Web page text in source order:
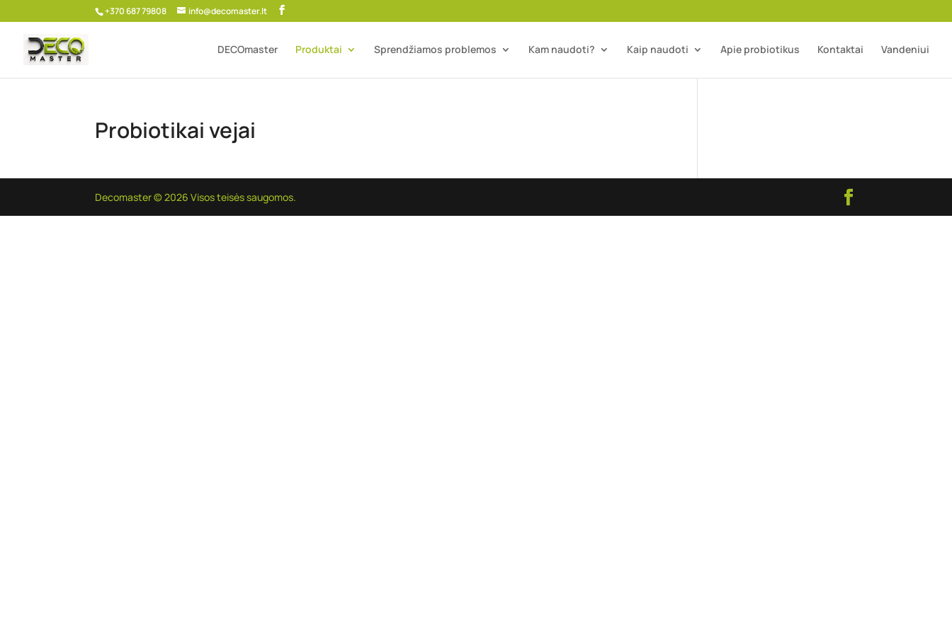
+370 687 79808 info@decomaster.lt
DECOmaster Produktai Sprendžiamos problemos Kam naudoti? Kaip naudoti Apie probiotikus Kontaktai Vandeniui
Probiotikai vejai
Decomaster © 2026 Visos teisės saugomos.